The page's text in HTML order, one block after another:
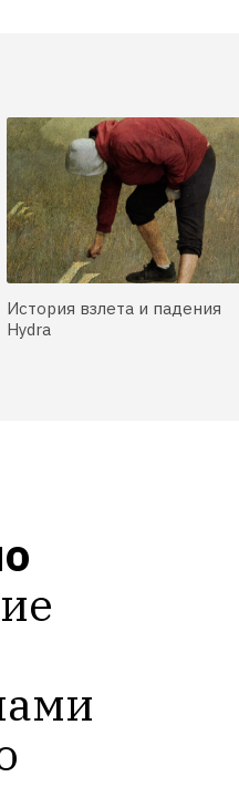
H&F
История взлета и падения
Hydra